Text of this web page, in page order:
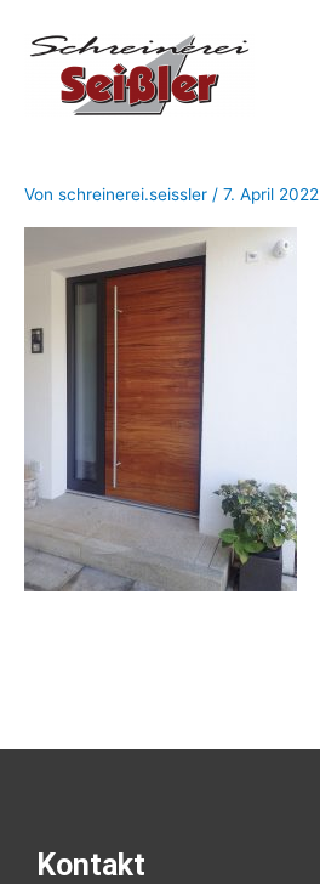
Inhalt
springen
Von schreinerei.seissler / 7. April 2022
Kontakt